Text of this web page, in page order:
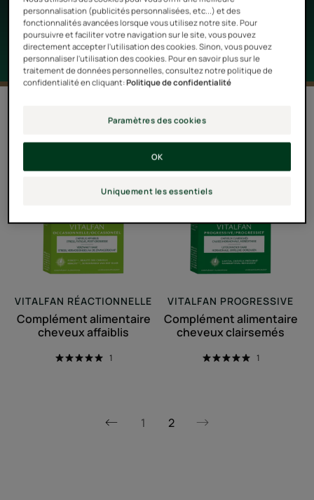
spécifiquement pour lutter contre la perte capillaire.
la chute de cheveux"
alimentaire
cheveux
VITALFAN RÉACTIONNELLE
Complément alimentaire
cheveux affaiblis
1
alimentaire
VITALFAN PROGRESSIVE
Complément alimentaire
cheveux clairsemés
1
1 2
Page
personnalisation (publicités personnalisées, etc...) et des
fonctionnalités avancées lorsque vous utilisez notre site. Pour
poursuivre et faciliter votre navigation sur le site, vous pouvez
directement accepter l'utilisation des cookies. Sinon, vous pouvez
personnaliser l'utilisation des cookies. Pour en savoir plus sur le
traitement de données personnelles, consultez notre politique de
confidentialité en cliquant:Politique de confidentialité
Paramètres des cookies
Uniquement les essentiels
OK